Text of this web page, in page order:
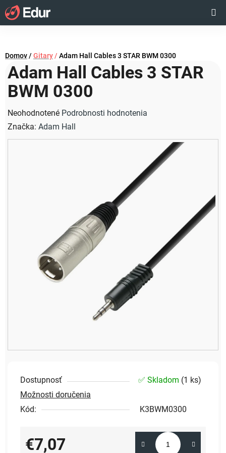
Prejsť
na
obsah
KOŠÍK
Domov/ Gitary / Adam Hall Cables 3 STAR BWM 0300
Dostupnosť ✅ Skladom (1 ks)
Možnosti doručenia
Kód:
K3BWM0300
€7,07
Adam Hall Cables 3 STAR
BWM 0300
Priemerné
hodnotenie
produktu
Neohodnotené Podrobnosti hodnotenia
Značka: Adam Hall